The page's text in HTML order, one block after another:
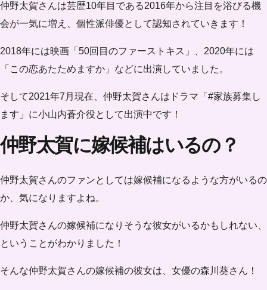
仲野太賀さんは芸歴10年目である2016年から注目を浴びる機
会が一気に増え、個性派俳優として認知されていきます！
2018年には映画「50回目のファーストキス」、2020年には
「この恋あたためますか」などに出演していました。
そして2021年7月現在、仲野太賀さんはドラマ「#家族募集し
ます」に小山内蒼介役として出演中です！
仲野太賀に嫁候補はいるの？
仲野太賀さんのファンとしては嫁候補になるような方がいるの
か、気になりますよね。
仲野太賀さんの嫁候補になりそうな彼女がいるかもしれない、
ということがわかりました！
そんな仲野太賀さんの嫁候補の彼女は、女優の森川葵さん！